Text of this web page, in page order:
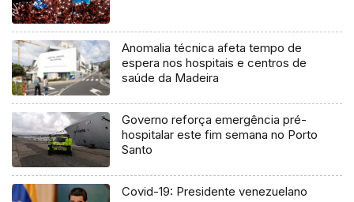
Anomalia técnica afeta tempo de
espera nos hospitais e centros de
saúde da Madeira
Governo reforça emergência pré-
hospitalar este fim semana no Porto
Santo
Covid-19: Presidente venezuelano